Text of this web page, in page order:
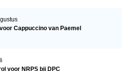
registratie
Cappuccino van Paemel
voor NRPS bij DPC